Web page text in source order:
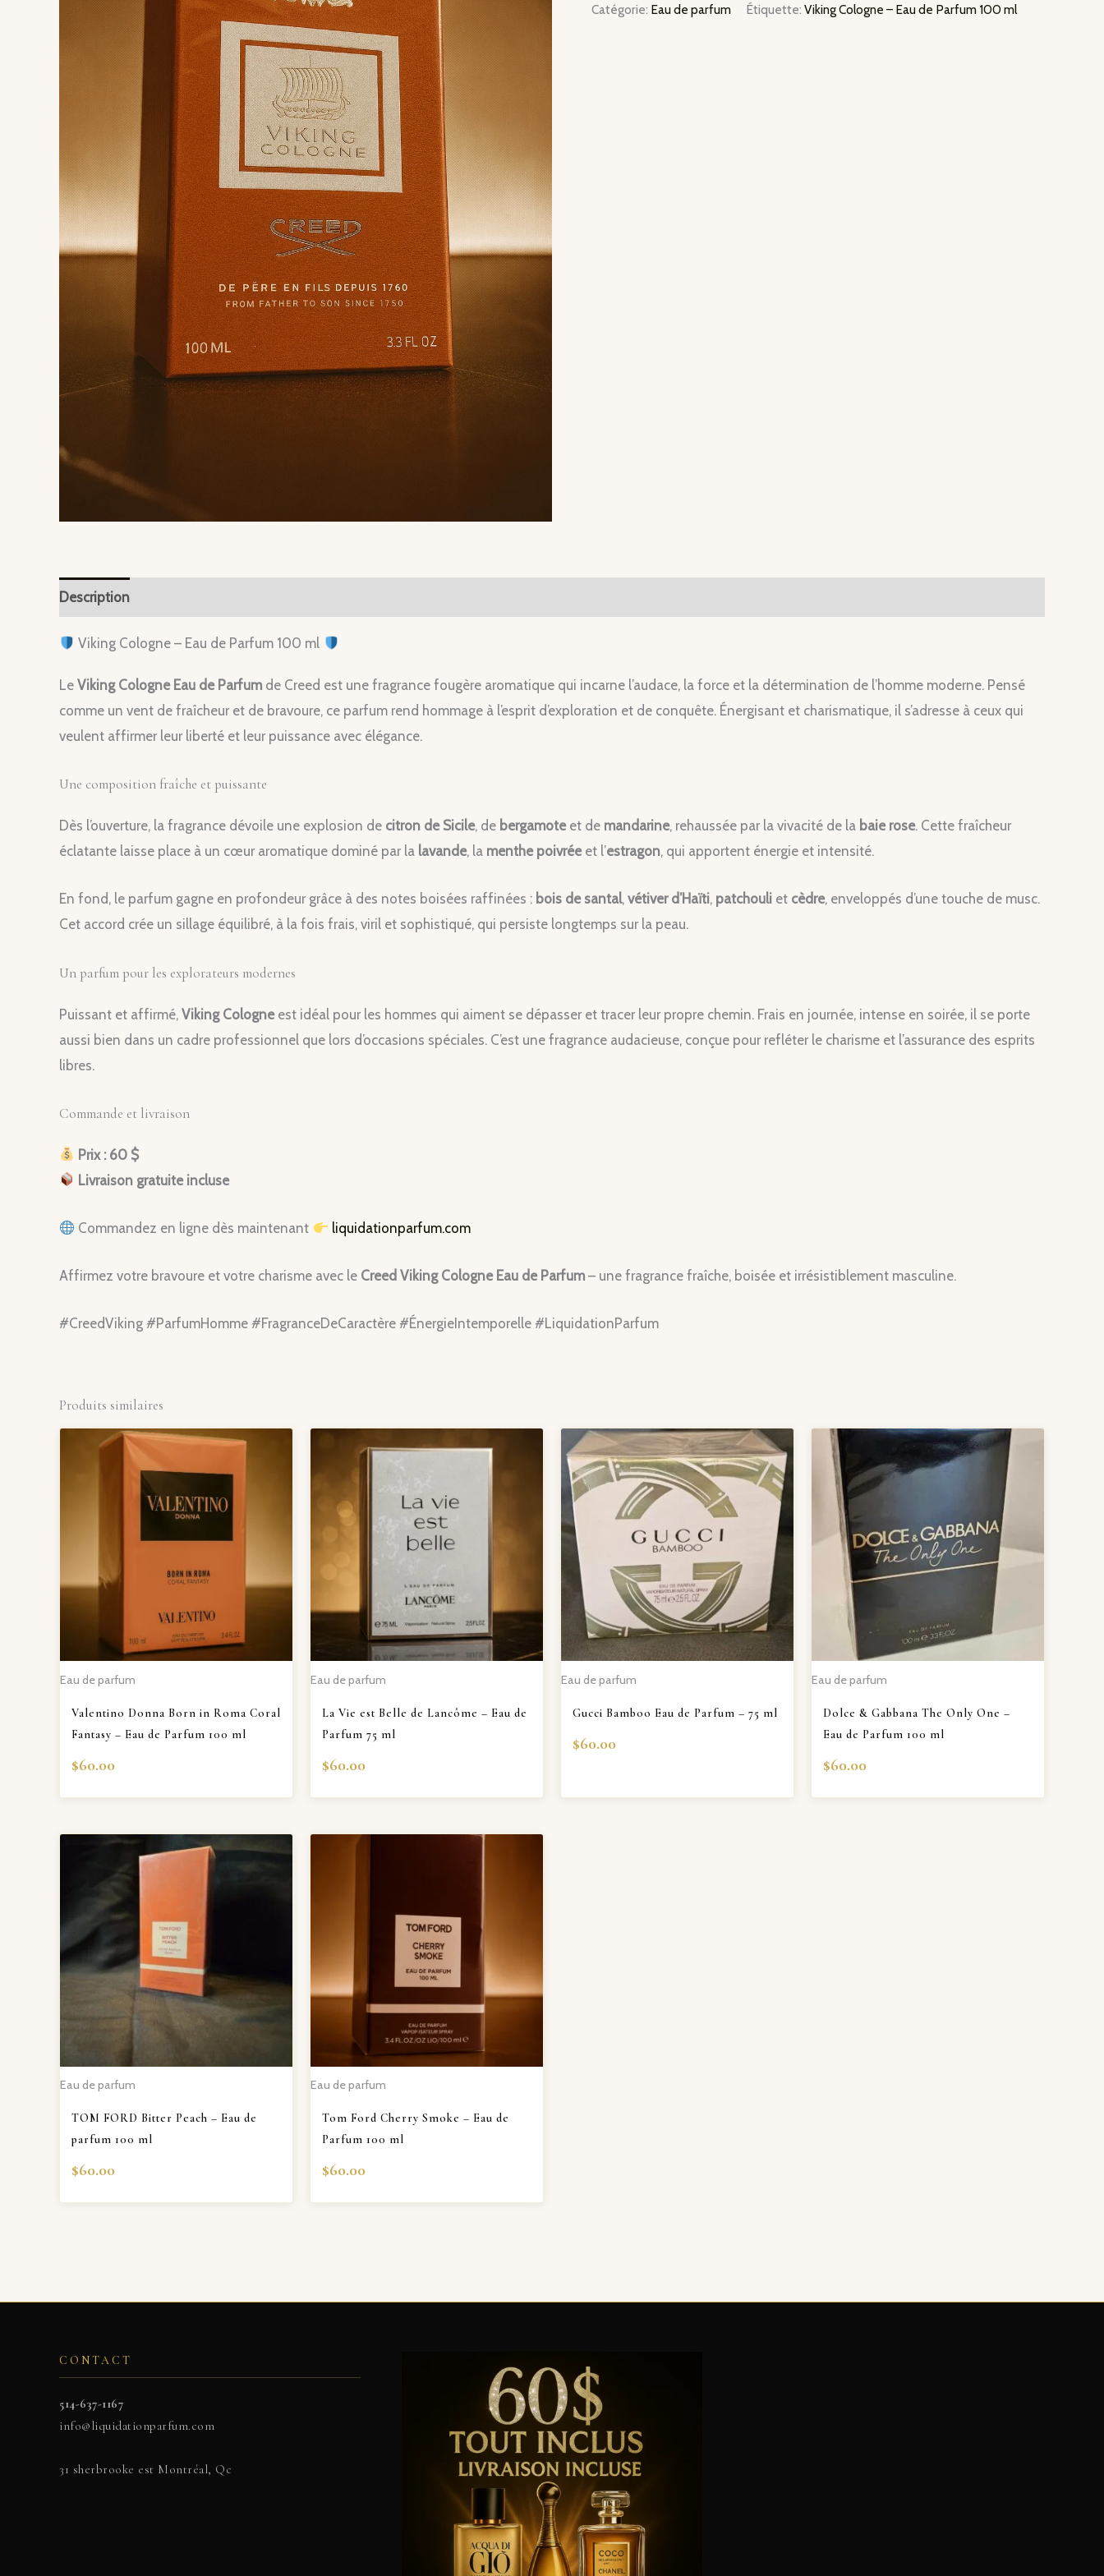
Viking
Catégorie: Eau de parfum Étiquette: Viking Cologne – Eau de Parfum 100 ml
Description
Viking Cologne – Eau de Parfum 100 ml
Le Viking Cologne Eau de Parfum de Creed est une fragrance fougère aromatique qui incarne l’audace, la force et la détermination de l’homme moderne. Pensé
comme un vent de fraîcheur et de bravoure, ce parfum rend hommage à l’esprit d’exploration et de conquête. Énergisant et charismatique, il s’adresse à ceux qui
veulent affirmer leur liberté et leur puissance avec élégance.
Une composition fraîche et puissante
Dès l’ouverture, la fragrance dévoile une explosion de citron de Sicile, de bergamoteet de mandarine, rehaussée par la vivacité de la baie rose. Cette fraîcheur
éclatante laisse place à un cœur aromatique dominé par la lavande, la menthe poivréeet l’estragon, qui apportent énergie et intensité.
En fond, le parfum gagne en profondeur grâce à des notes boisées raffinées : bois de santal, vétiver d’Haïti, patchouli et cèdre, enveloppés d’une touche de musc.
Cet accord crée un sillage équilibré, à la fois frais, viril et sophistiqué, qui persiste longtemps sur la peau.
Un parfum pour les explorateurs modernes
Puissant et affirmé, Viking Cologneest idéal pour les hommes qui aiment se dépasser et tracer leur propre chemin. Frais en journée, intense en soirée, il se porte
aussi bien dans un cadre professionnel que lors d’occasions spéciales. C’est une fragrance audacieuse, conçue pour refléter le charisme et l’assurance des esprits
libres.
Commande et livraison
Prix : 60 $
Livraison gratuite incluse
Commandez en ligne dès maintenant liquidationparfum.com
Affirmez votre bravoure et votre charisme avec le Creed Viking Cologne Eau de Parfum – une fragrance fraîche, boisée et irrésistiblement masculine.
#CreedViking #ParfumHomme #FragranceDeCaractère #ÉnergieIntemporelle #LiquidationParfum
Produits similaires
Eau de parfum
Valentino Donna Born in Roma Coral
Fantasy – Eau de Parfum 100 ml
$60.00
Eau de parfum
La Vie est Belle de Lancôme – Eau de
Parfum 75 ml
$60.00
Eau de parfum
Gucci Bamboo Eau de Parfum – 75 ml
$60.00
Eau de parfum
Dolce & Gabbana The Only One –
Eau de Parfum 100 ml
$60.00
Eau de parfum
TOM FORD Bitter Peach – Eau de
parfum 100 ml
$60.00
Eau de parfum
Tom Ford Cherry Smoke – Eau de
Parfum 100 ml
$60.00
CONTACT
514-637-1167
info@liquidationparfum.com
31 sherbrooke est Montréal, Qc